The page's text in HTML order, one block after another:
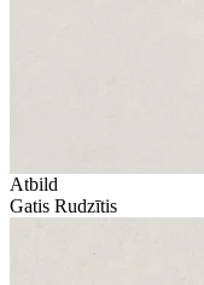
Atbild
Gatis Rudzītis